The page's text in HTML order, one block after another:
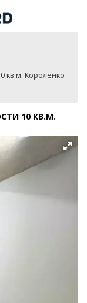
кв.м. Короленко
10 КВ.М.